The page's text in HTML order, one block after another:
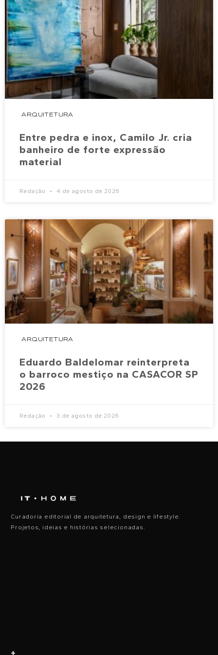
ARQUITETURA
Entre pedra e inox, Camilo Jr. cria
banheiro de forte expressão
material
Redação 4 de agosto de 2026
ARQUITETURA
Eduardo Baldelomar reinterpreta
o barroco mestiço na CASACOR SP
2026
Redação 3 de agosto de 2026
Curadoria editorial de arquitetura, design e lifestyle.
Projetos, ideias e histórias selecionadas.
+